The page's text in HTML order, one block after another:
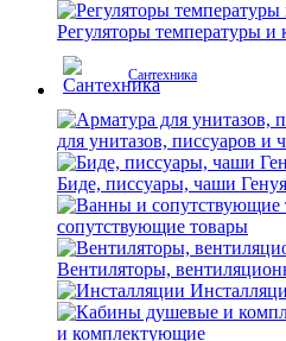
Регуляторы температуры
Сантехника
для унитазов, писсуаров и
Биде, писсуары, чаши
сопутствующие товары
Вентиляторы,
и комплектующие